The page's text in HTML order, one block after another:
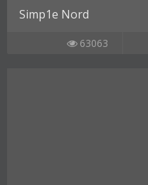
Simp1e Nord
63063